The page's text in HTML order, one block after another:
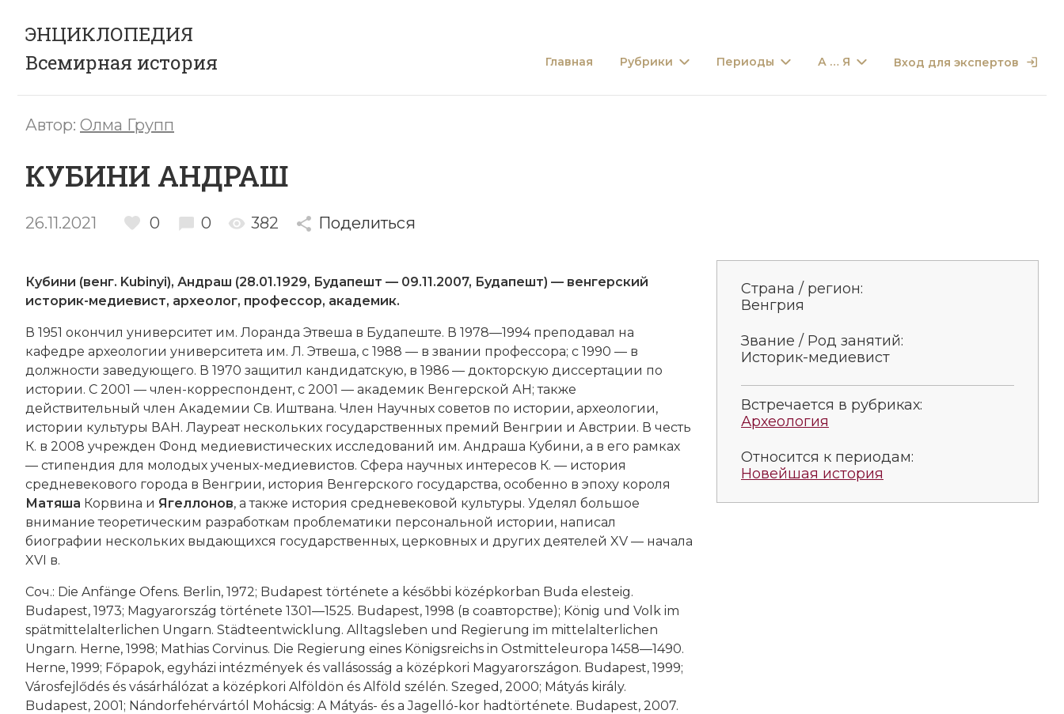
ЭНЦИКЛОПЕДИЯ
Всемирная история
Главная Рубрики Периоды А … Я Вход для экспертов
Автор: Олма Групп
КУБИНИ АНДРАШ
26.11.2021 0 0 382 Поделиться
Кубини (венг. Kubinyi), Андраш (28.01.1929, Будапешт — 09.11.2007, Будапешт) — венгерский
историк-медиевист, археолог, профессор, академик.
В 1951 окончил университет им. Лоранда Этвеша в Будапеште. В 1978—1994 преподавал на
кафедре археологии университета им. Л. Этвеша, с 1988 — в звании профессора; с 1990 — в
должности заведующего. В 1970 защитил кандидатскую, в 1986 — докторскую диссертации по
истории. С 2001 — член-корреспондент, с 2001 — академик Венгерской АН; также
действительный член Академии Св. Иштвана. Член Научных советов по истории, археологии,
истории культуры ВАН. Лауреат нескольких государственных премий Венгрии и Австрии. В честь
К. в 2008 учрежден Фонд медиевистических исследований им. Андраша Кубини, а в его рамках
— стипендия для молодых ученых-медиевистов. Сфера научных интересов К. — история
средневекового города в Венгрии, история Венгерского государства, особенно в эпоху короля
Матяша Корвина и Ягеллонов, а также история средневековой культуры. Уделял большое
внимание теоретическим разработкам проблематики персональной истории, написал
биографии нескольких выдающихся государственных, церковных и других деятелей XV — начала
XVI в.
Соч.: Die Anfänge Ofens. Berlin, 1972; Budapest története a későbbi középkorban Buda elesteig.
Budapest, 1973; Magyarország története 1301—1525. Budapest, 1998 (в соавторстве); König und Volk im
spätmittelalterlichen Ungarn. Städteentwicklung. Alltagsleben und Regierung im mittelalterlichen
Ungarn. Herne, 1998; Mathias Corvinus. Die Regierung eines Königsreichs in Ostmitteleuropa 1458—1490.
Herne, 1999; Főpapok, egyházi intézmények és vallásosság a középkori Magyarországon. Budapest, 1999;
Városfejlődés és vásárhálózat a középkori Alföldön és Alföld szélén. Szeged, 2000; Mátyás király.
Budapest, 2001; Nándorfehérvártól Mohácsig: A Mátyás- és a Jagelló-kor hadtörténete. Budapest, 2007.
Страна / регион:
Венгрия
Звание / Род занятий:
Историк-медиевист
Встречается в рубриках:
Археология
Относится к периодам:
Новейшая история